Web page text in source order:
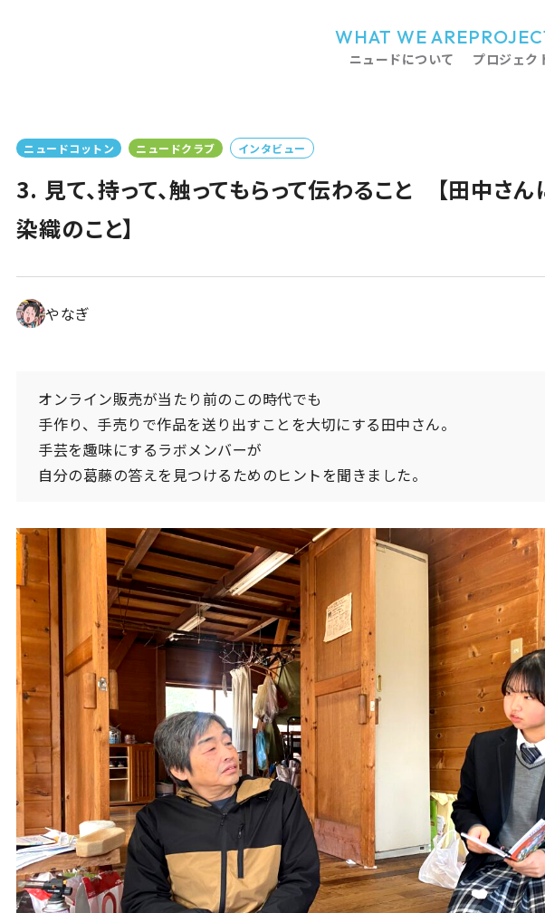
WHAT WE ARE
ニュードについて プロジェク
ニュードコットン ニュードクラブ インタビュー
3. 見て、持って、触ってもらって伝わること 【田中さ
染織のこと】
やなぎ
オンライン販売が当たり前のこの時代でも
手作り、手売りで作品を送り出すことを大切にする田中さん。
手芸を趣味にするラボメンバーが
自分の葛藤の答えを見つけるためのヒントを聞きました。